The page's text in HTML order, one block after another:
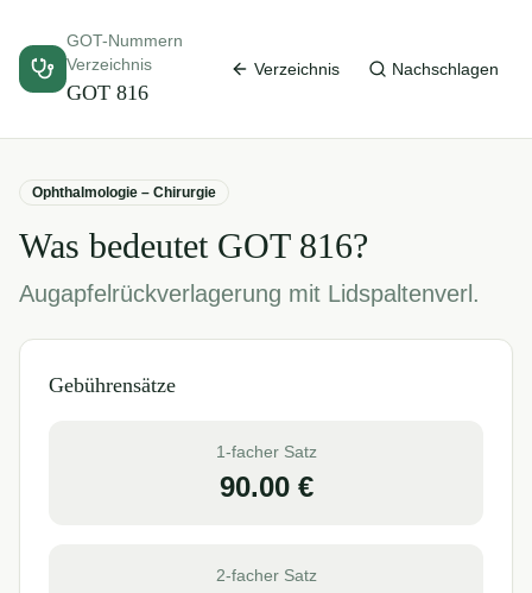
GOT-Nummern
Verzeichnis
GOT 816
Verzeichnis Nachschlagen
Ophthalmologie – Chirurgie
Was bedeutet GOT 816?
Augapfelrückverlagerung mit Lidspaltenverl.
Gebührensätze
1-facher Satz
90.00€
2-facher Satz